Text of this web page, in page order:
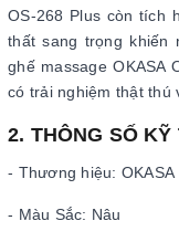
OS-268 Plus còn tích
thất sang trọng khiến
ghế massage OKASA
có trải nghiệm thật thú
2. THÔNG SỐ KỸ
- Thương hiệu: OKASA
- Màu Sắc: Nâu